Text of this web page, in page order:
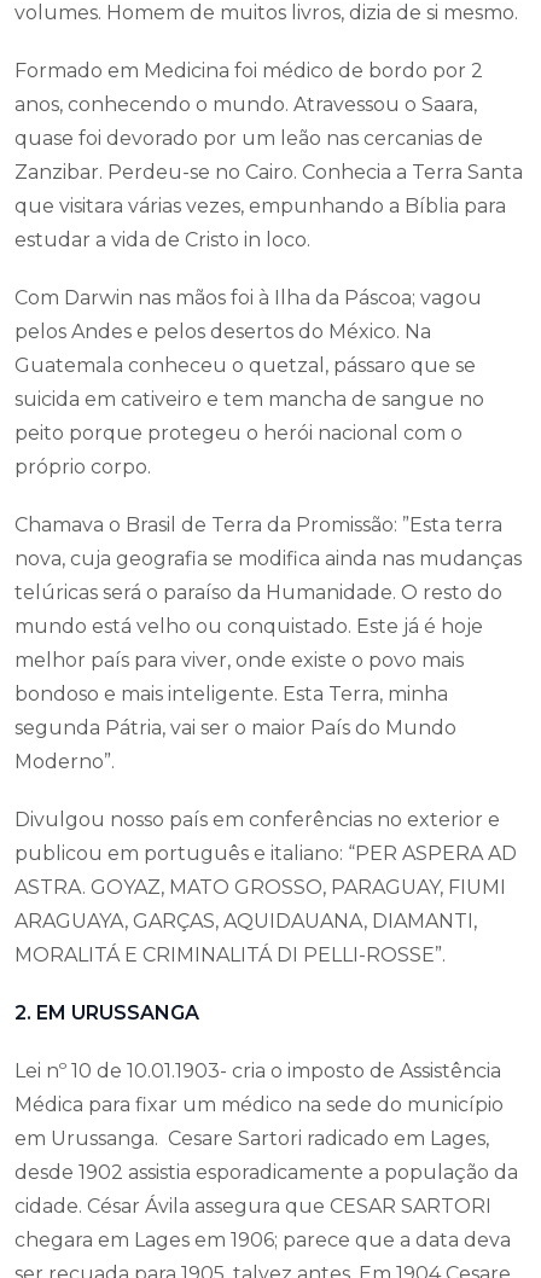
volumes. Homem de muitos livros, dizia de si mesmo.
Formado em Medicina foi médico de bordo por 2
anos, conhecendo o mundo. Atravessou o Saara,
quase foi devorado por um leão nas cercanias de
Zanzibar. Perdeu-se no Cairo. Conhecia a Terra Santa
que visitara várias vezes, empunhando a Bíblia para
estudar a vida de Cristo in loco.
Com Darwin nas mãos foi à Ilha da Páscoa; vagou
pelos Andes e pelos desertos do México. Na
Guatemala conheceu o quetzal, pássaro que se
suicida em cativeiro e tem mancha de sangue no
peito porque protegeu o herói nacional com o
próprio corpo.
Chamava o Brasil de Terra da Promissão: ”Esta terra
nova, cuja geografia se modifica ainda nas mudanças
telúricas será o paraíso da Humanidade. O resto do
mundo está velho ou conquistado. Este já é hoje
melhor país para viver, onde existe o povo mais
bondoso e mais inteligente. Esta Terra, minha
segunda Pátria, vai ser o maior País do Mundo
Moderno”.
Divulgou nosso país em conferências no exterior e
publicou em português e italiano: “PER ASPERA AD
ASTRA. GOYAZ, MATO GROSSO, PARAGUAY, FIUMI
ARAGUAYA, GARÇAS, AQUIDAUANA, DIAMANTI,
MORALITÁ E CRIMINALITÁ DI PELLI-ROSSE”.
2. EM URUSSANGA
Lei nº 10 de 10.01.1903- cria o imposto de Assistência
Médica para fixar um médico na sede do município
em Urussanga. Cesare Sartori radicado em Lages,
desde 1902 assistia esporadicamente a população da
cidade. César Ávila assegura que CESAR SARTORI
chegara em Lages em 1906; parece que a data deva